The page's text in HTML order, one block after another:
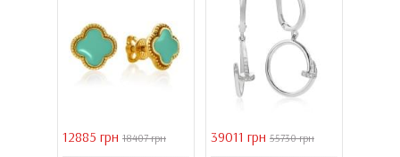
12885 грн 18407 грн 39011 грн 55730 грн